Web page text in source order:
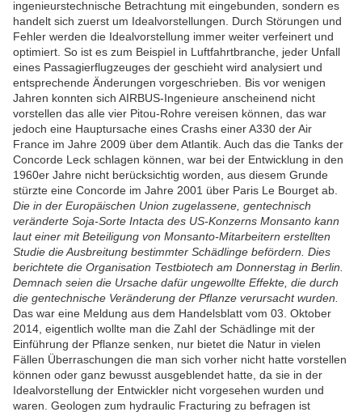
ingenieurstechnische Betrachtung mit eingebunden, sondern es
handelt sich zuerst um Idealvorstellungen. Durch Störungen und
Fehler werden die Idealvorstellung immer weiter verfeinert und
optimiert. So ist es zum Beispiel in Luftfahrtbranche, jeder Unfall
eines Passagierflugzeuges der geschieht wird analysiert und
entsprechende Änderungen vorgeschrieben. Bis vor wenigen
Jahren konnten sich AIRBUS-Ingenieure anscheinend nicht
vorstellen das alle vier Pitou-Rohre vereisen können, das war
jedoch eine Hauptursache eines Crashs einer A330 der Air
France im Jahre 2009 über dem Atlantik. Auch das die Tanks der
Concorde Leck schlagen können, war bei der Entwicklung in den
1960er Jahre nicht berücksichtig worden, aus diesem Grunde
stürzte eine Concorde im Jahre 2001 über Paris Le Bourget ab.
Die in der Europäischen Union zugelassene, gentechnisch
veränderte Soja-Sorte Intacta des US-Konzerns Monsanto kann
laut einer mit Beteiligung von Monsanto-Mitarbeitern erstellten
Studie die Ausbreitung bestimmter Schädlinge befördern. Dies
berichtete die Organisation Testbiotech am Donnerstag in Berlin.
Demnach seien die Ursache dafür ungewollte Effekte, die durch
die gentechnische Veränderung der Pflanze verursacht wurden.
Das war eine Meldung aus dem Handelsblatt vom 03. Oktober
2014, eigentlich wollte man die Zahl der Schädlinge mit der
Einführung der Pflanze senken, nur bietet die Natur in vielen
Fällen Überraschungen die man sich vorher nicht hatte vorstellen
können oder ganz bewusst ausgeblendet hatte, da sie in der
Idealvorstellung der Entwickler nicht vorgesehen wurden und
waren. Geologen zum hydraulic Fracturing zu befragen ist